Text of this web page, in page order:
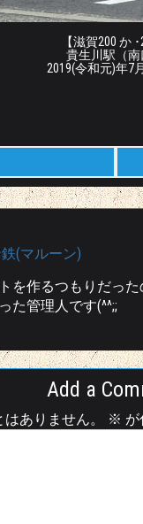
【滋賀200 か ･
貴生川駅（南
2019(令和元)年7
(マルーン)
を作るつもりだっ
た管理人です(^^;;
Add a
ありません。 ※